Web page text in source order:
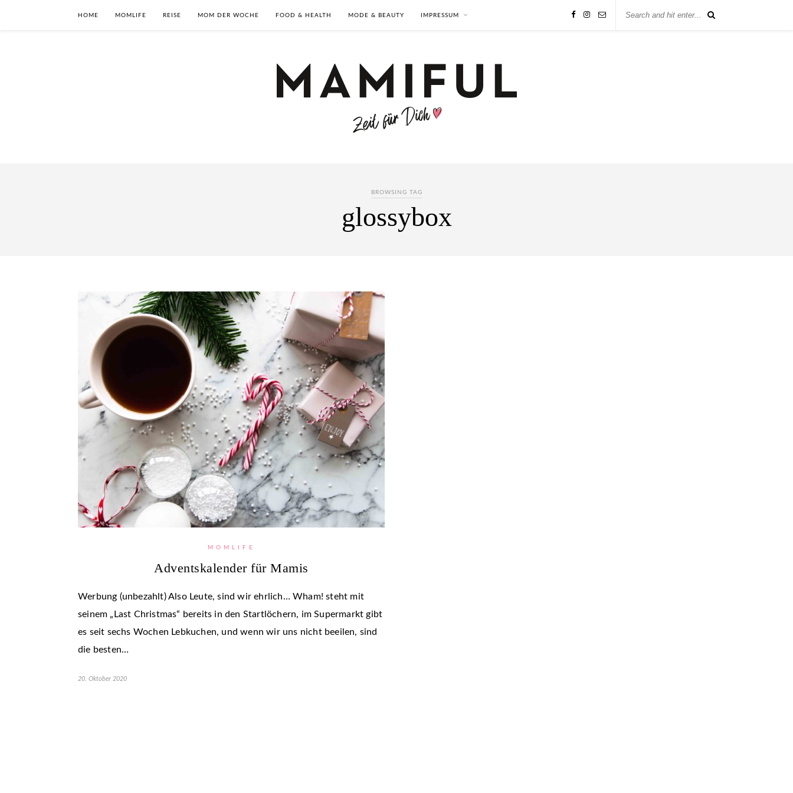
HOME MOMLIFE REISE MOM DER WOCHE FOOD & HEALTH MODE & BEAUTY IMPRESSUM
BROWSING TAG
glossybox
MOMLIFE
Adventskalender für Mamis
Werbung (unbezahlt) Also Leute, sind wir ehrlich… Wham! steht mit
seinem „Last Christmas“ bereits in den Startlöchern, im Supermarkt gibt
es seit sechs Wochen Lebkuchen, und wenn wir uns nicht beeilen, sind
die besten…
20. Oktober 2020